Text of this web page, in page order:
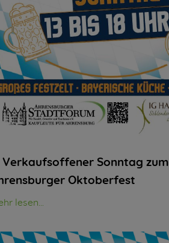
Verkaufsoffener Sonntag zum
Oktoberfest
lesen...